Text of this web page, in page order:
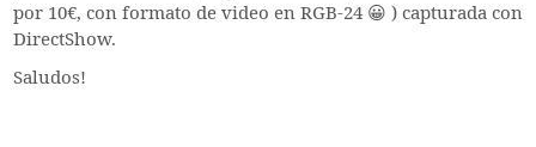
por 10€, con formato de video en RGB-24 😀 ) capturada con
DirectShow.
Saludos!